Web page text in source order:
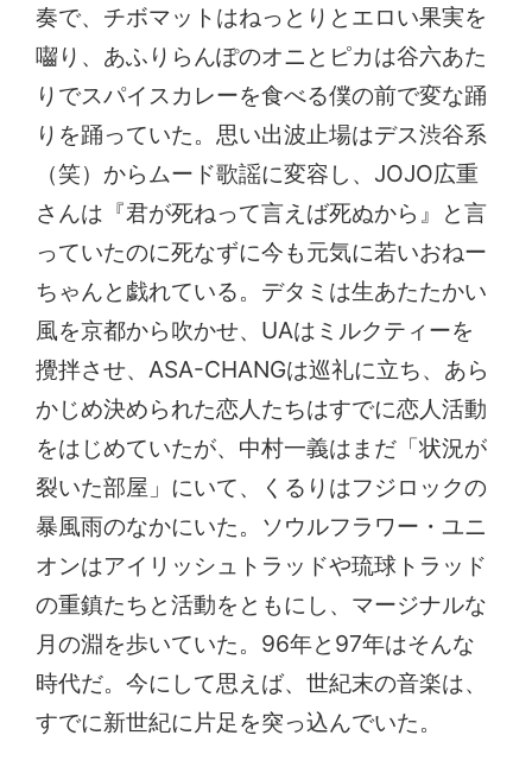
奏で、チボマットはねっとりとエロい果実を
囓り、あふりらんぽのオニとピカは谷六あた
りでスパイスカレーを食べる僕の前で変な踊
りを踊っていた。思い出波止場はデス渋谷系
（笑）からムード歌謡に変容し、JOJO広重
さんは『君が死ねって言えば死ぬから』と言
っていたのに死なずに今も元気に若いおねー
ちゃんと戯れている。デタミは生あたたかい
風を京都から吹かせ、UAはミルクティーを
攪拌させ、ASA-CHANGは巡礼に立ち、あら
かじめ決められた恋人たちはすでに恋人活動
をはじめていたが、中村一義はまだ「状況が
裂いた部屋」にいて、くるりはフジロックの
暴風雨のなかにいた。ソウルフラワー・ユニ
オンはアイリッシュトラッドや琉球トラッド
の重鎮たちと活動をともにし、マージナルな
月の淵を歩いていた。96年と97年はそんな
時代だ。今にして思えば、世紀末の音楽は、
すでに新世紀に片足を突っ込んでいた。